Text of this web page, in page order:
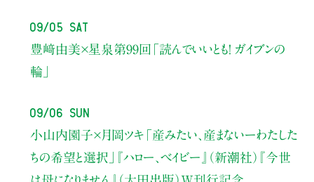
09/05 Sat
豊﨑由美×星泉 第99回「読んでいいとも！ ガイブンの
輪」
09/06 Sun
小山内園子×月岡ツキ 「産みたい、産まないーわたした
ちの希望と選択」
『ハロー、ベイビー』（新潮社） 『今世